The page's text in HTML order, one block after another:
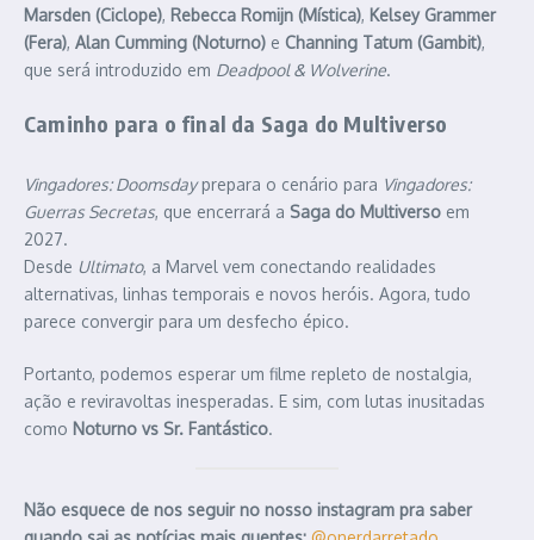
Marsden (Ciclope), Rebecca Romijn (Mística), Kelsey Grammer
(Fera), Alan Cumming (Noturno) e Channing Tatum (Gambit),
que será introduzido em Deadpool & Wolverine.
Caminho para o final da Saga do Multiverso
Vingadores: Doomsdayprepara o cenário para Vingadores:
Guerras Secretas, que encerrará a Saga do Multiverso em
2027.
Desde Ultimato, a Marvel vem conectando realidades
alternativas, linhas temporais e novos heróis. Agora, tudo
parece convergir para um desfecho épico.
Portanto, podemos esperar um filme repleto de nostalgia,
ação e reviravoltas inesperadas. E sim, com lutas inusitadas
como Noturno vs Sr. Fantástico.
Não esquece de nos seguir no nosso instagram pra saber